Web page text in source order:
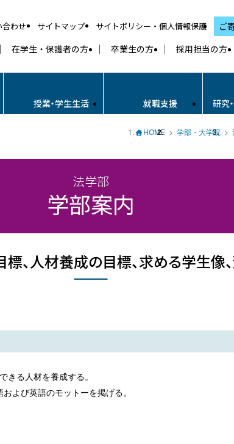
合わせ サイトマップ サイトポリシー・個人情報保護 ご
在学生・保護者の方 卒業生の方 採用担当の方
授業・学生生活 就職支援 研究
HOME 学部・大学院
法学部
学部案内
標、人材養成の目標、求める学生像
きる人材を養成する。
よび英語のモットーを掲げる。